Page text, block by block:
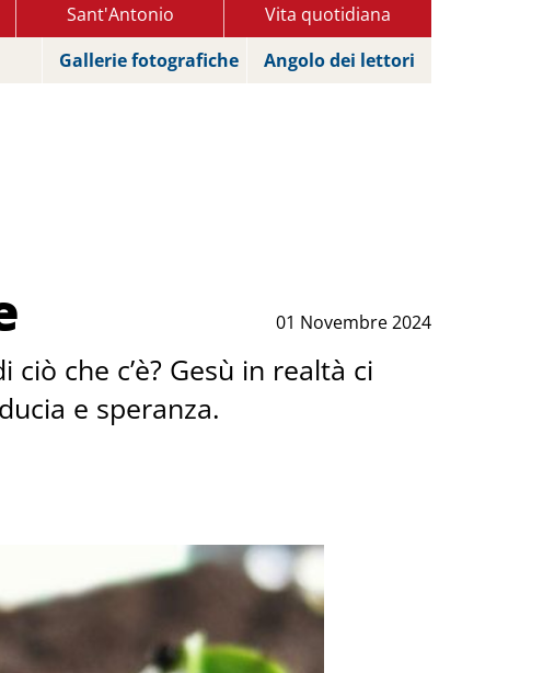
Sant'Antonio
Vita quotidiana
Gallerie fotografiche Angolo dei lettori
01 Novembre 2024
che c’è? Gesù in realtà ci
e speranza.